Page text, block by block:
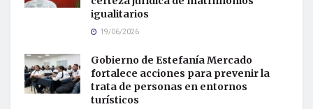
igualitarios
19/06/2026
Gobierno de Estefanía Mercado
fortalece acciones para prevenir la
trata de personas en entornos
turísticos